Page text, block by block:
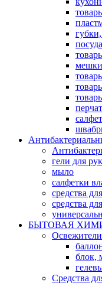
посуда
мешки
гели для рук
мыло
салфетки
средства
средства
БЫТОВАЯ
Освежители
блок,
Средства